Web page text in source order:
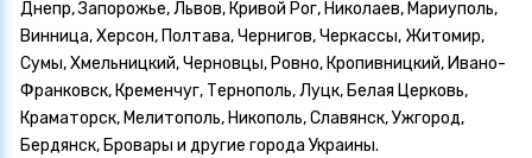
Днепр, Запорожье, Львов, Кривой Рог, Николаев, Мариуполь,
Винница, Херсон, Полтава, Чернигов, Черкассы, Житомир,
Сумы, Хмельницкий, Черновцы, Ровно, Кропивницкий, Ивано-
Франковск, Кременчуг, Тернополь, Луцк, Белая Церковь,
Краматорск, Мелитополь, Никополь, Славянск, Ужгород,
Бердянск, Бровары и другие города Украины.